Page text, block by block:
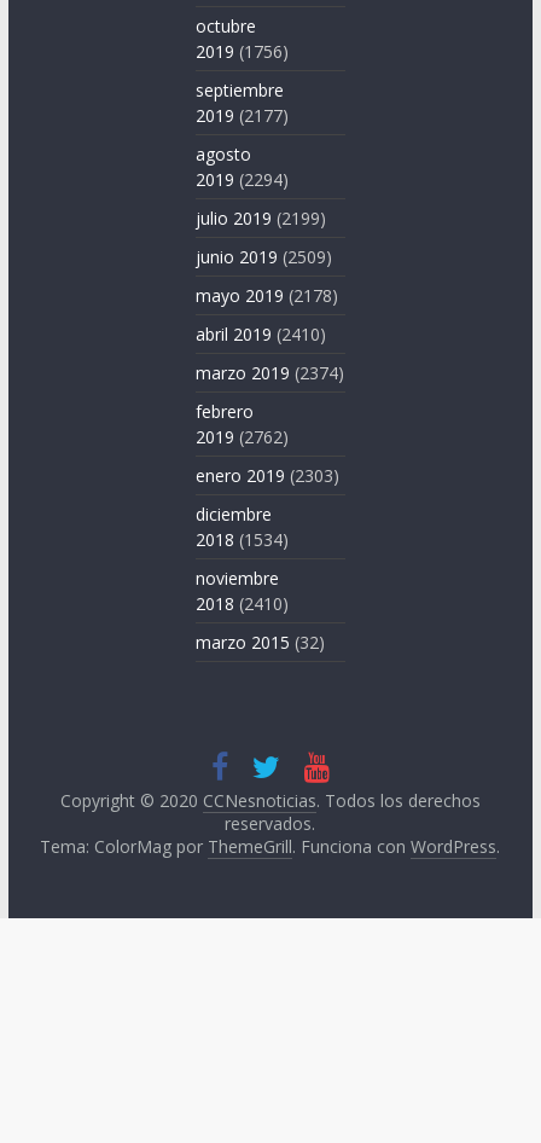
octubre
2019 (1756)
septiembre
2019 (2177)
agosto
2019 (2294)
julio 2019 (2199)
junio 2019 (2509)
mayo 2019 (2178)
abril 2019 (2410)
marzo 2019 (2374)
febrero
2019 (2762)
enero 2019 (2303)
diciembre
2018 (1534)
noviembre
2018 (2410)
marzo 2015 (32)
Copyright © 2020 CCNesnoticias. Todos los derechos
reservados.
Tema: ColorMag por ThemeGrill. Funciona conWordPress.